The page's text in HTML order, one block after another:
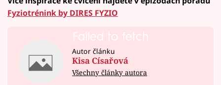
Fyziotrénink by DIRES FYZIO
Failed to fetch
Autor článku
Kisa Císařová
Všechny články autora